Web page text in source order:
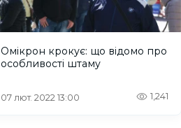
Омікрон крокує: що відомо про
особливості штаму
07 лют. 2022 13:00 1,241